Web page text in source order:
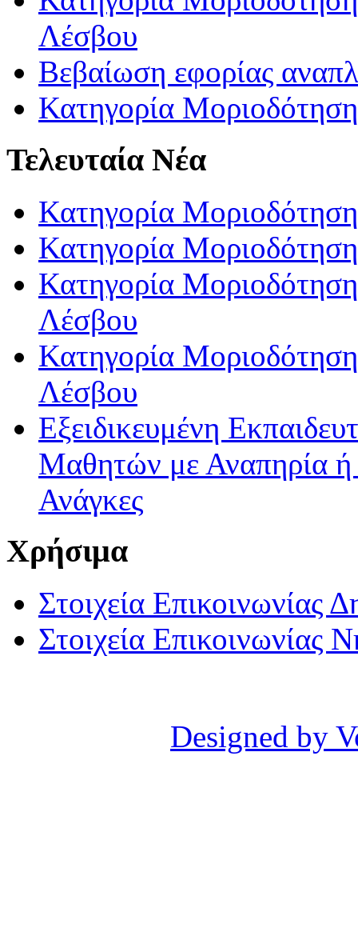
Λέσβου
Βεβαίωση εφορίας
Κατηγορία
Τελευταία Νέα
Κατηγορία
Κατηγορία
Κατηγορία
Λέσβου
Κατηγορία
Λέσβου
Εξειδικευμένη
Μαθητών με Αναπηρία ή /
Ανάγκες
Χρήσιμα
Στοιχεία Επικοινωνίας
Στοιχεία Επικοινωνίας
Designed by